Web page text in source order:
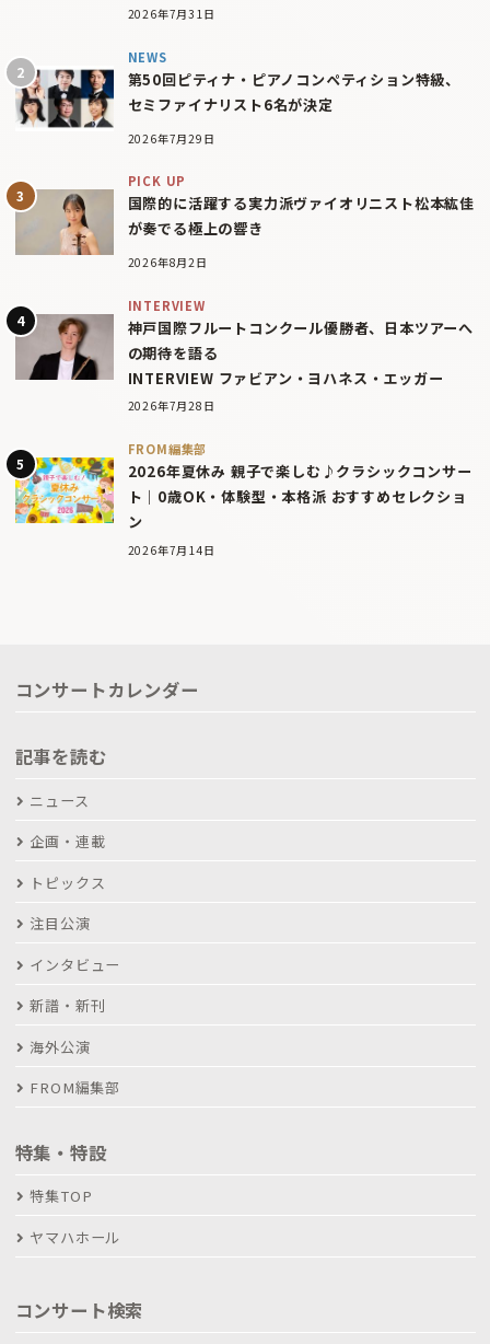
2026年7月31日
NEWS
第50回ピティナ・ピアノコンペティション特級、
セミファイナリスト6名が決定
2026年7月29日
PICK UP
国際的に活躍する実力派ヴァイオリニスト松本紘佳
が奏でる極上の響き
2026年8月2日
INTERVIEW
神戸国際フルートコンクール優勝者、日本ツアーへ
の期待を語る
INTERVIEW ファビアン・ヨハネス・エッガー
2026年7月28日
FROM編集部
2026年夏休み 親子で楽しむ♪クラシックコンサー
ト｜0歳OK・体験型・本格派 おすすめセレクショ
ン
2026年7月14日
コンサートカレンダー
記事を読む
ニュース
企画・連載
トピックス
注目公演
インタビュー
新譜・新刊
海外公演
FROM編集部
特集・特設
特集TOP
ヤマハホール
コンサート検索